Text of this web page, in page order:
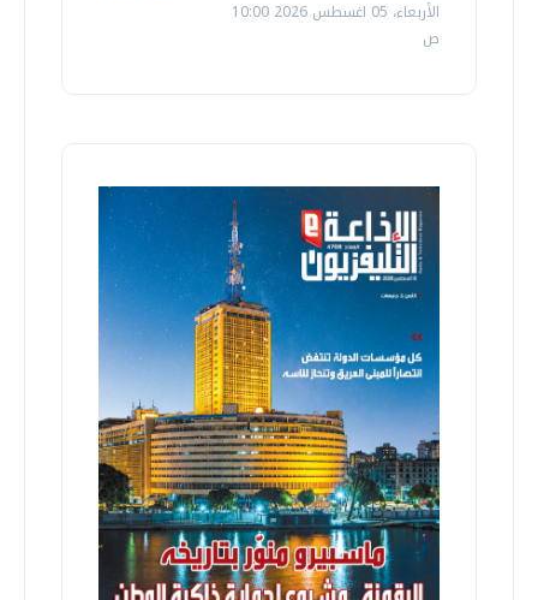
الأربعاء، 05 اغسطس 2026 10:00
ص